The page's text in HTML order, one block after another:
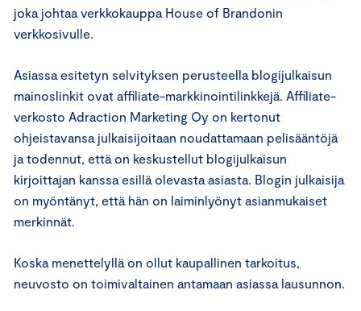
joka johtaa verkkokauppa House of Brandonin
verkkosivulle.
Asiassa esitetyn selvityksen perusteella blogijulkaisun
mainoslinkit ovat affiliate-markkinointilinkkejä. Affiliate-
verkosto Adraction Marketing Oy on kertonut
ohjeistavansa julkaisijoitaan noudattamaan pelisääntöjä
ja todennut, että on keskustellut blogijulkaisun
kirjoittajan kanssa esillä olevasta asiasta. Blogin julkaisija
on myöntänyt, että hän on laiminlyönyt asianmukaiset
merkinnät.
Koska menettelyllä on ollut kaupallinen tarkoitus,
neuvosto on toimivaltainen antamaan asiassa lausunnon.